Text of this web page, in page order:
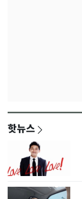
핫뉴스